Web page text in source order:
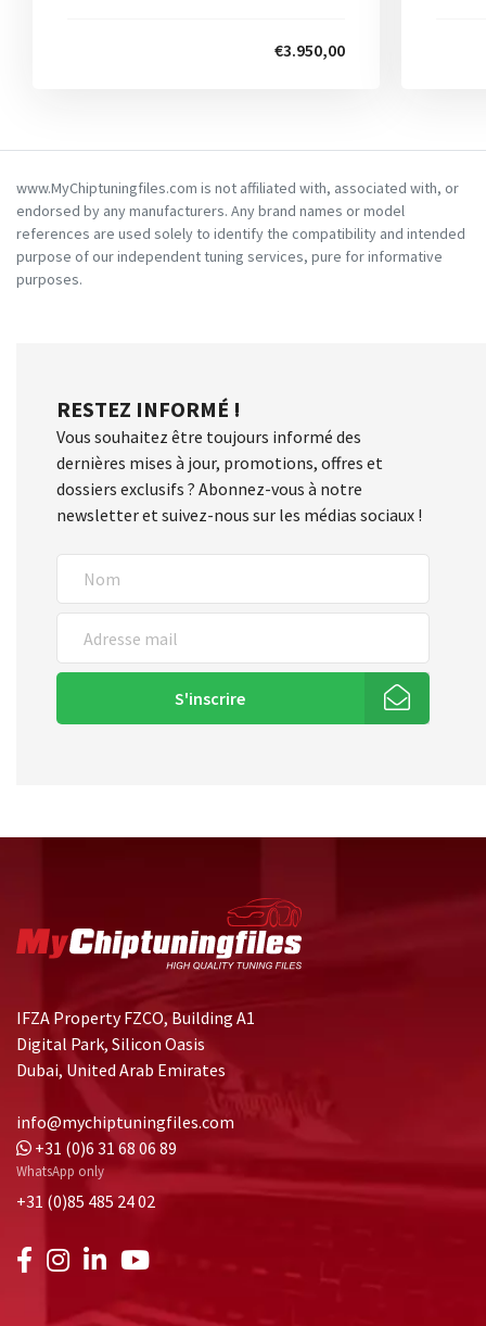
€3.950,00
www.MyChiptuningfiles.com is not affiliated with, associated with, or
endorsed by any manufacturers. Any brand names or model
references are used solely to identify the compatibility and intended
purpose of our independent tuning services, pure for informative
purposes.
RESTEZ INFORMÉ !
Vous souhaitez être toujours informé des
dernières mises à jour, promotions, offres et
dossiers exclusifs ? Abonnez-vous à notre
newsletter et suivez-nous sur les médias sociaux !
S'inscrire
IFZA Property FZCO, Building A1
Digital Park, Silicon Oasis
Dubai, United Arab Emirates
info@mychiptuningfiles.com
+31 (0)6 31 68 06 89
WhatsApp only
+31 (0)85 485 24 02